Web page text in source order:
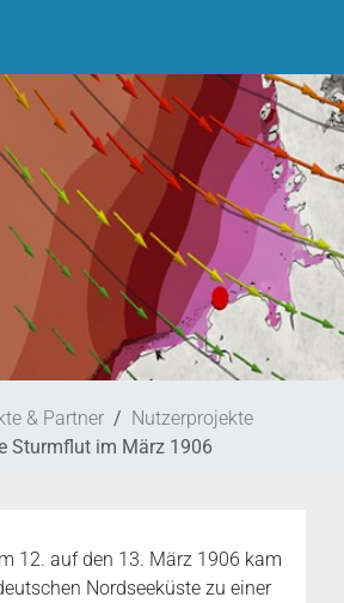
& Partner
Nutzerprojekte
Sturmflut im März 1906
12. auf den 13. März 1906 kam
Nordseeküste zu einer